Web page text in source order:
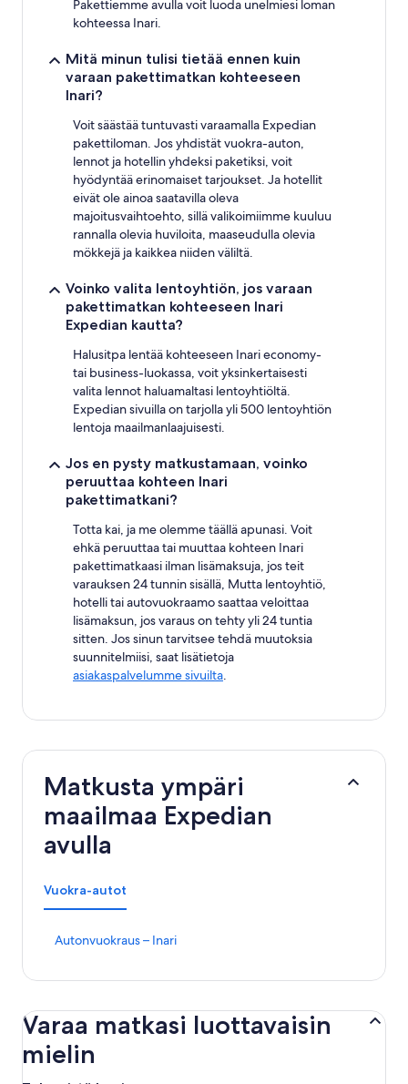
Pakettiemme avulla voit luoda unelmiesi loman
kohteessa Inari.
Mitä minun tulisi tietää ennen kuin
varaan pakettimatkan kohteeseen
Inari?
Voit säästää tuntuvasti varaamalla Expedian
pakettiloman. Jos yhdistät vuokra-auton,
lennot ja hotellin yhdeksi paketiksi, voit
hyödyntää erinomaiset tarjoukset. Ja hotellit
eivät ole ainoa saatavilla oleva
majoitusvaihtoehto, sillä valikoimiimme kuuluu
rannalla olevia huviloita, maaseudulla olevia
mökkejä ja kaikkea niiden väliltä.
Voinko valita lentoyhtiön, jos varaan
pakettimatkan kohteeseen Inari
Expedian kautta?
Halusitpa lentää kohteeseen Inari economy-
tai business-luokassa, voit yksinkertaisesti
valita lennot haluamaltasi lentoyhtiöltä.
Expedian sivuilla on tarjolla yli 500 lentoyhtiön
lentoja maailmanlaajuisesti.
Jos en pysty matkustamaan, voinko
peruuttaa kohteen Inari
pakettimatkani?
Totta kai, ja me olemme täällä apunasi. Voit
ehkä peruuttaa tai muuttaa kohteen Inari
pakettimatkaasi ilman lisämaksuja, jos teit
varauksen 24 tunnin sisällä, Mutta lentoyhtiö,
hotelli tai autovuokraamo saattaa veloittaa
lisämaksun, jos varaus on tehty yli 24 tuntia
sitten. Jos sinun tarvitsee tehdä muutoksia
suunnitelmiisi, saat lisätietoja
asiakaspalvelumme sivuilta.
Matkusta ympäri
maailmaa Expedian
avulla
Vuokra-autot
Autonvuokraus – Inari
K
e
n
A
Varaa matkasi luottavaisin
mielin